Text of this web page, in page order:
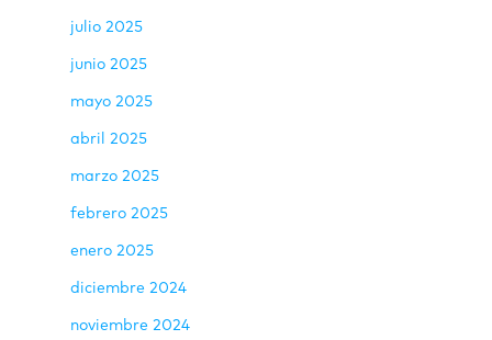
julio 2025
junio 2025
mayo 2025
abril 2025
marzo 2025
febrero 2025
enero 2025
diciembre 2024
noviembre 2024